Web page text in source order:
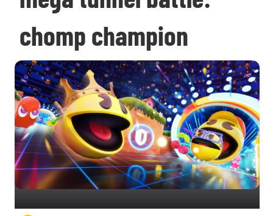
chomp champion